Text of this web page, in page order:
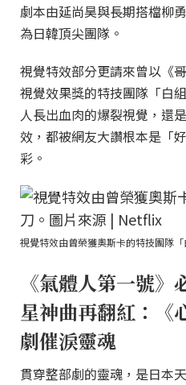
劇本由延尚昊與長期搭檔柳
為日韓頂尖團隊。
視覺特效部分更請來曾以《
視覺效果獎的特技團隊「白
人長出血肉的爆裂視覺，還
效，都被網友大讚根本是「
彩。
視覺特效由曾榮獲奧斯卡的特技團隊
《氣體人第一號
星神曲再翻紅：《
劇催淚靈魂
貫穿整部劇的靈魂，是日本